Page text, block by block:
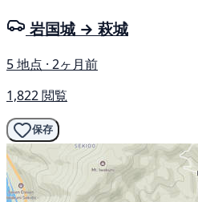
岩国城 → 萩城
5 地点 · 2ヶ月前
1,822 閲覧
保存